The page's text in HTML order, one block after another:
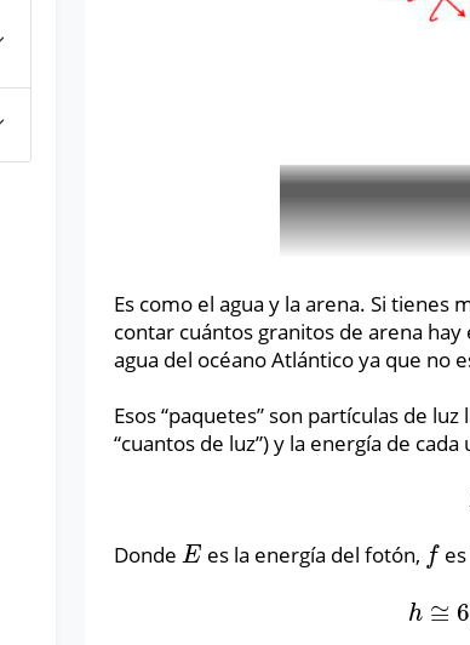
Es como el agua y la arena. Si tienes
contar cuántos granitos de arena
agua del océano Atlántico ya que no
Esos “paquetes” son partículas de luz
“cuantos de luz”)y la energía de cada
Donde E
E es la energía del fotón, f
f es
h ≅ 6
h≅6,